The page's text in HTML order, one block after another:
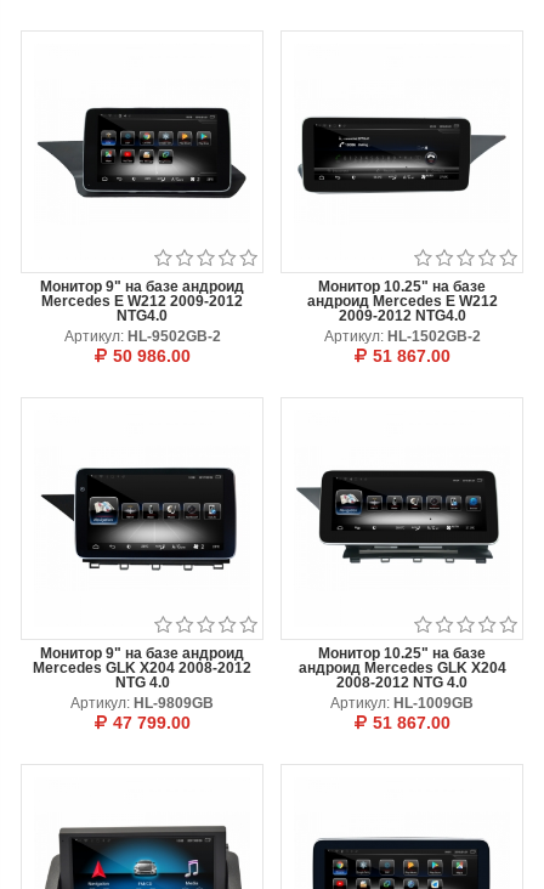
Монитор 9" на базе андроид
Mercedes E W212 2009-2012
NTG4.0
Артикул: HL-9502GB-2
50 986.00
Монитор 10.25" на базе
андроид Mercedes E W212
2009-2012 NTG4.0
Артикул: HL-1502GB-2
51 867.00
Монитор 9" на базе андроид
Mercedes GLK X204 2008-2012
NTG 4.0
Артикул: HL-9809GB
47 799.00
Монитор 10.25" на базе
андроид Mercedes GLK X204
2008-2012 NTG 4.0
Артикул: HL-1009GB
51 867.00